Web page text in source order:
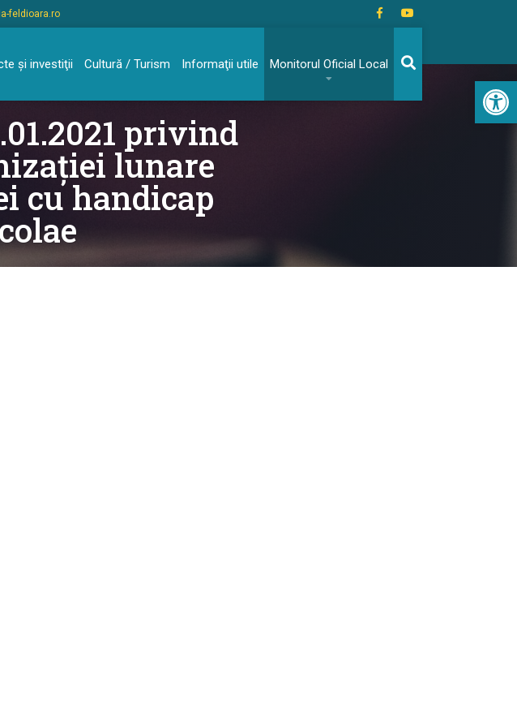
feldioara.ro
şi investiţii Cultură / Turism Informaţii utile Monitorul Oficial Local
privind
lunare
cu handicap